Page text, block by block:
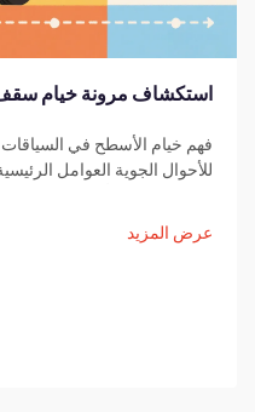
استكشاف مرونة خيام
فهم خيام الأسطح في
للأحوال الجوية العوامل
عناصر تصميم مقاومة للأحوال
عرض المزيد